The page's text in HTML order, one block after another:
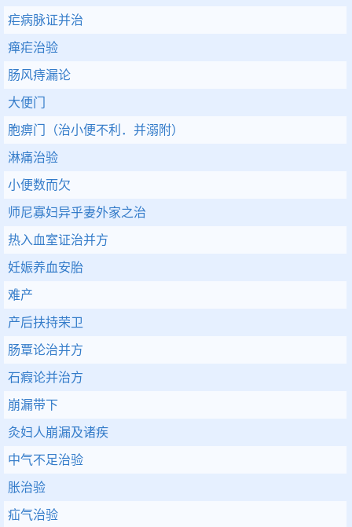
疟病脉证并治
瘅疟治验
肠风痔漏论
大便门
胞痹门（治小便不利．并溺附）
淋痛治验
小便数而欠
师尼寡妇异乎妻外家之治
热入血室证治并方
妊娠养血安胎
难产
产后扶持荣卫
肠覃论治并方
石瘕论并治方
崩漏带下
灸妇人崩漏及诸疾
中气不足治验
胀治验
疝气治验